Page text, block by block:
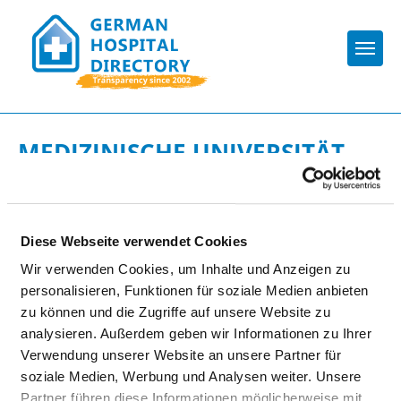
Diese Webseite verwendet Cookies
Wir verwenden Cookies, um Inhalte und Anzeigen zu
personalisieren, Funktionen für soziale Medien anbieten
zu können und die Zugriffe auf unsere Website zu
analysieren. Außerdem geben wir Informationen zu Ihrer
Verwendung unserer Website an unsere Partner für
soziale Medien, Werbung und Analysen weiter. Unsere
MEDIZINISCHE UNIVERSITÄT
TO THE HOSPITAL’S HOME PAGE
TO THE SPECIALIST DEPARTMENT
Appropriately:
Doctors (m/f)